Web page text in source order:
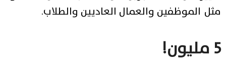
مثل الموظفين والعمال العاديين والطلاب.
5 مليون!